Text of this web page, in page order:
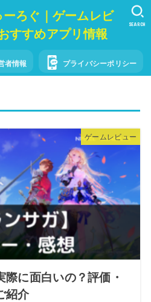
ろぐ｜ゲームレビ
すすめアプリ情報
者情報 プライバシーポリシー
SEARCH
ゲームレビュー
際に面白いの？評価・
紹介